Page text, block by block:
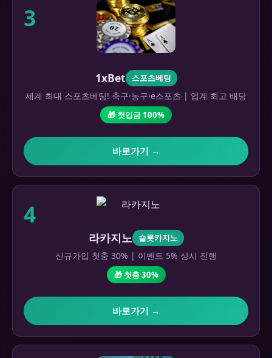
3
1xBet 스포츠베팅
세계 최대 스포츠베팅! 축구·농구·e스포츠 | 업계 최고 배당
🎁 첫입금 100%
바로가기 →
4
라카지노 슬롯카지노
신규가입 첫충 30% | 이벤트 5% 상시 진행
🎁 첫충 30%
바로가기 →